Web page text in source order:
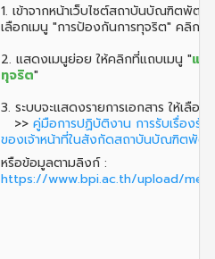
1. เข้าจากหน้าเว็บไซต์สถาบันบัณฑิตพั
เลือกเมนู "การป้องกันการทุจริต" คลิกเ
2. แสดงเมนูย่อย ให้คลิกที่แถบเมนู "แน
ทุจริต"
3. ระบบจะแสดงรายการเอกสาร ให้เลือก
>> คู่มือการปฏิบัติงาน การรับเรื่องร้
ของเจ้าหน้าที่ในสังกัดสถาบันบัณฑิตพั
หรือข้อมูลตามลิงก์ :
https://www.bpi.ac.th/upload/